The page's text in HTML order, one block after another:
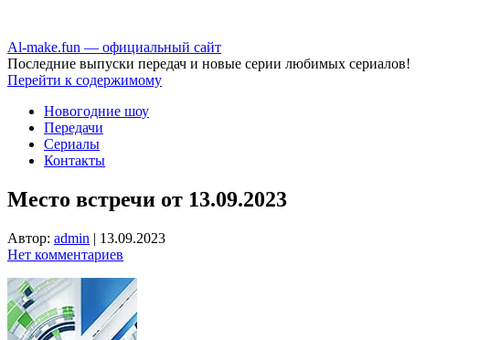
Аl-make.fun — официальный сайт
Последние выпуски передач и новые серии любимых сериалов!
Перейти к содержимому
Новогодние шоу
Передачи
Сериалы
Контакты
Место встречи от 13.09.2023
Автор: admin | 13.09.2023
Нет комментариев